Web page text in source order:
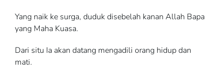
Yang naik ke surga, duduk disebelah kanan Allah Bapa
yang Maha Kuasa.
Dari situ Ia akan datang mengadili orang hidup dan
mati.